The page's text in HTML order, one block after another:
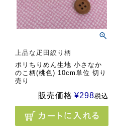
上品な疋田絞り柄
ポリちりめん生地 小さなか
のこ柄(桃色) 10cm単位 切り
売り
販売価格 ¥298税込